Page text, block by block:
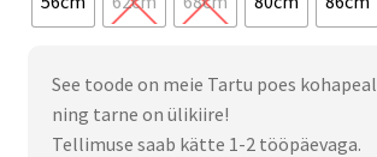
See toode on meie Tartu poes
ning tarne on ülikiire!
Tellimuse saab kätte 1-2 tööpäevaga.